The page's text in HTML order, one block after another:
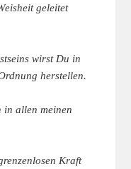
geleitet
wirst Du in
herstellen.
in allen meinen
Kraft